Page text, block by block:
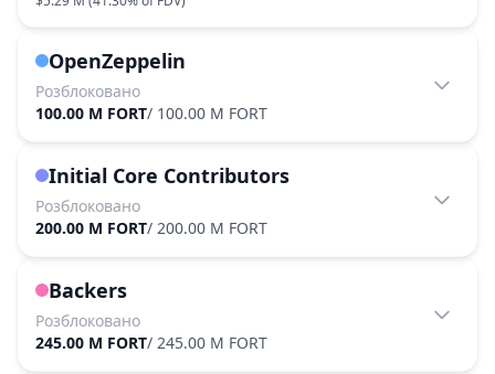
OpenZeppelin
Розблоковано
100.00 M FORT/ 100.00 M FORT
Initial Core Contributors
Розблоковано
200.00 M FORT/ 200.00 M FORT
Backers
Розблоковано
245.00 M FORT/ 245.00 M FORT